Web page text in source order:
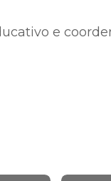
e